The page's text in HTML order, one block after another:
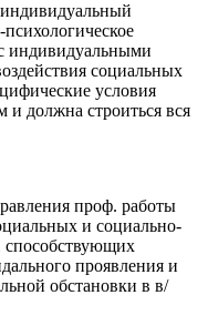
индивидуальными
социальных
условия
и должна строиться вся
проф. работы
и социально-
способствующих
проявления и
обстановки в в/